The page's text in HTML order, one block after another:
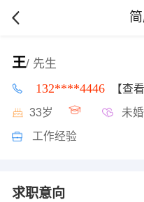
王/ 先生
132****4446 【查
33岁 未婚
工作经验
求职意向